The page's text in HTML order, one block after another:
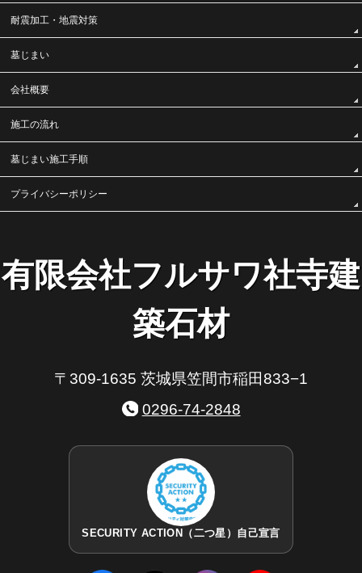
耐震加工・地震対策
墓じまい
会社概要
施工の流れ
墓じまい施工手順
プライバシーポリシー
有限会社フルサワ社寺建
築石材
〒309-1635 茨城県笠間市稲田833−1
0296-74-2848
SECURITY ACTION（二つ星）自己宣言